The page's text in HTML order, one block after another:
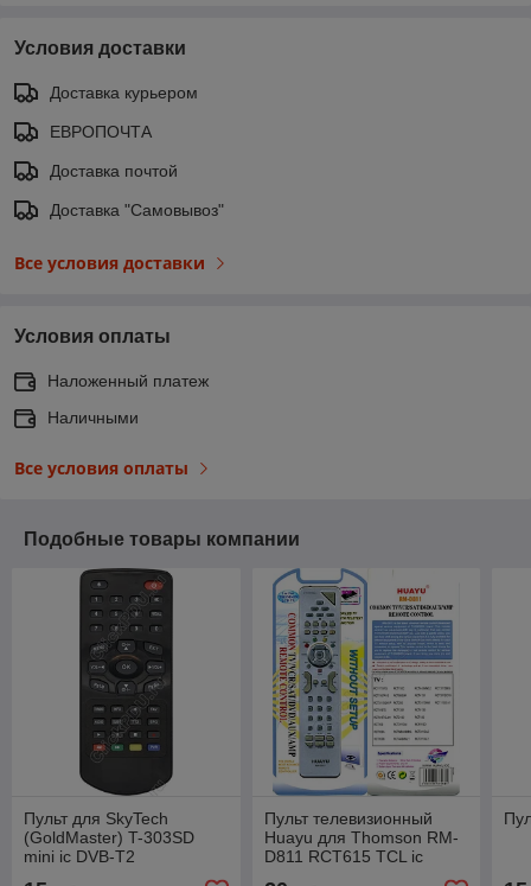
Условия доставки
Доставка курьером
ЕВРОПОЧТА
Доставка почтой
Доставка "Самовывоз"
Все условия доставки
Условия оплаты
Наложенный платеж
Наличными
Все условия оплаты
Подобные товары компании
Пульт для SkyTech
(GoldMaster) T-303SD
mini ic DVB-T2
Пульт телевизионный
Huayu для Thomson RM-
D811 RCT615 TCL ic